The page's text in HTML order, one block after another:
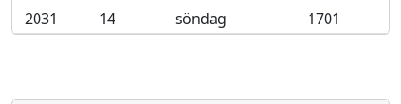
2031
14 söndag 1701